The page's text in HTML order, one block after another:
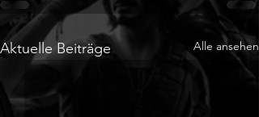
Aktuelle Beiträge Alle ansehen